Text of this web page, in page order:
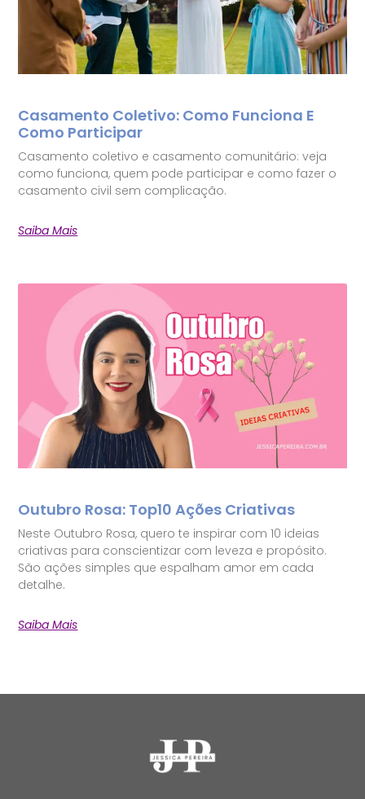
Casamento Coletivo: Como Funciona E
Como Participar
Casamento coletivo e casamento comunitário: veja
como funciona, quem pode participar e como fazer o
casamento civil sem complicação.
Saiba Mais
Outubro Rosa: Top10 Ações Criativas
Neste Outubro Rosa, quero te inspirar com 10 ideias
criativas para conscientizar com leveza e propósito.
São ações simples que espalham amor em cada
detalhe.
Saiba Mais